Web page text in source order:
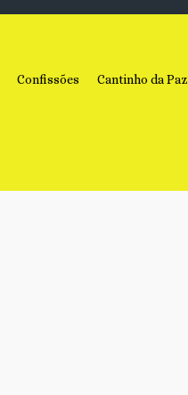
Confissões Cantinho da Paz